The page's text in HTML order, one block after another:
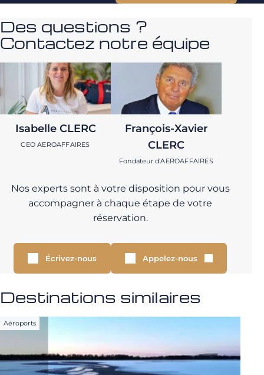
Des questions ?
Contactez notre équipe
Isabelle CLERC
CEO AEROAFFAIRES
François-Xavier
CLERC
Fondateur d’AEROAFFAIRES
Nos experts sont à votre disposition pour vous
accompagner à chaque étape de votre
réservation.
Écrivez-nous Appelez-nous
Destinations similaires
Aéroports